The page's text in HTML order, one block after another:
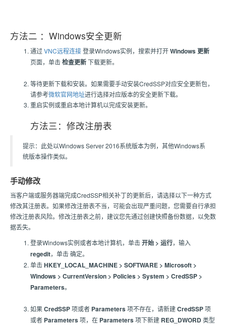
方法二 ：Windows安全更新
通过VNC远程连接登录Windows实例，搜索并打开Windows 更新
页面，单击检查更新下载更新。
等待更新下载和安装。如果需要手动安装CredSSP对应安全更新包，
请参考微软官网地址进行选择对应版本的安全更新下载。
重启实例或重启本地计算机以完成安装更新。
方法三：修改注册表
提示：此处以Windows Server 2016系统版本为例，其他Windows系
统版本操作类似。
手动修改
当客户端或服务器端完成CredSSP相关补丁的更新后，请选择以下一种方式
修改其注册表。如果修改注册表不当，可能会出现严重问题，您需要自行承担
修改注册表风险。修改注册表之前，建议您先通过创建快照备份数据，以免数
据丢失。
登录Windows实例或者本地计算机，单击开始 > 运行，输入
regedit，单击 确定。
单击HKEY_LOCAL_MACHINE > SOFTWARE > Microsoft >
Windows > CurrentVersion > Policies > System > CredSSP >
Parameters。
如果CredSSP项或者 Parameters项不存在，请新建CredSSP项
或者 Parameters项，在 Parameters项下新建 REG_DWORD类型